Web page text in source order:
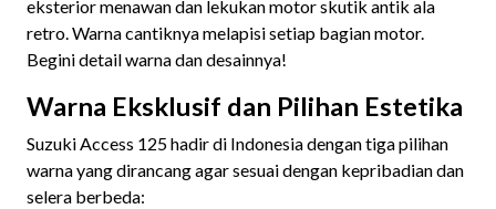
eksterior menawan dan lekukan motor skutik antik ala
retro. Warna cantiknya melapisi setiap bagian motor.
Begini detail warna dan desainnya!
Warna Eksklusif dan Pilihan Estetika
Suzuki Access 125 hadir di Indonesia dengan tiga pilihan
warna yang dirancang agar sesuai dengan kepribadian dan
selera berbeda: